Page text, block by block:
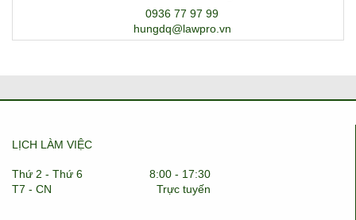
0936 77 97 99
hungdq@lawpro.vn
LỊCH LÀM VIỆC
Thứ 2 - Thứ 6
8:00 - 17:30
T7 - CN
Trực tuyến